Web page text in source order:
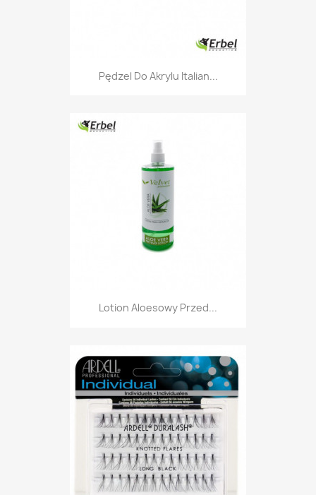
Pędzel Do Akrylu Italian...
Lotion Aloesowy Przed...